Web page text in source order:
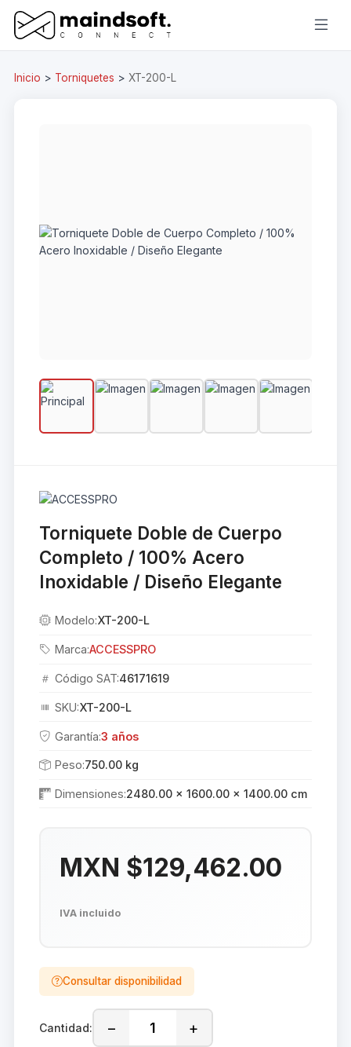
Inicio > Torniquetes > XT-200-L
Torniquete Doble de Cuerpo
Completo / 100% Acero
Inoxidable / Diseño Elegante
Modelo:XT-200-L
Marca:ACCESSPRO
Código SAT:46171619
SKU:XT-200-L
Garantía:3 años
Peso:750.00 kg
Dimensiones:2480.00 × 1600.00 × 1400.00 cm
MXN $129,462.00
IVA incluido
Consultar disponibilidad
Cantidad: − +